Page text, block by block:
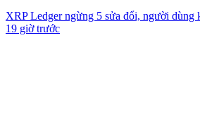
XRP Ledger ngừng 5 sửa đổi, người dùng
19 giờ trước